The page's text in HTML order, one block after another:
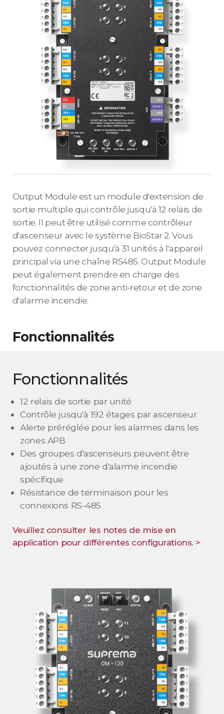
Output Module est un module d'extension de
sortie multiple qui contrôle jusqu'à 12 relais de
sortie. Il peut être utilisé comme contrôleur
d'ascenseur avec le système BioStar 2. Vous
pouvez connecter jusqu'à 31 unités à l'appareil
principal via une chaîne RS485. Output Module
peut également prendre en charge des
fonctionnalités de zone anti-retour et de zone
d'alarme incendie.
Fonctionnalités
Fonctionnalités
12 relais de sortie par unité
Contrôle jusqu'à 192 étages par ascenseur
Alerte préréglée pour les alarmes dans les
zones APB
Des groupes d'ascenseurs peuvent être
ajoutés à une zone d'alarme incendie
spécifique
Résistance de terminaison pour les
connexions RS-485
Veuillez consulter les notes de mise en
application pour différentes configurations. >